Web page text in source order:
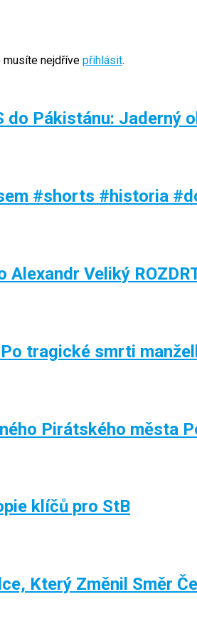
musíte nejdříve přihlásit.
do Pákistánu: Jaderný
#shorts #historia
Alexandr Veliký
tragické smrti
Pirátského města
klíčů pro StB
Který Změnil Směr